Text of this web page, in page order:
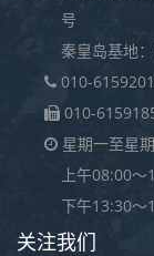
号
秦皇岛基地
010-
010-
星期一至星
上午08:00～
下午13:30～
关注我们